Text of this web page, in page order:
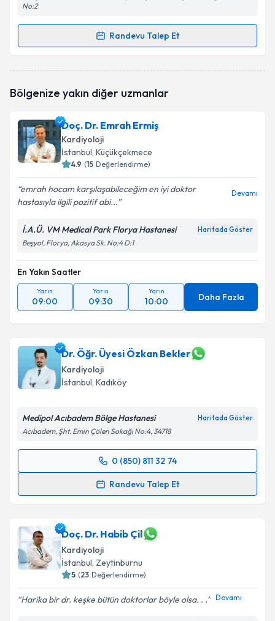
Takvim Talebini Gönder
No:2
Randevu Talep Et
Randevu Takvimi Talebi
talebi oluşturun. Size bu uzmandan randevu almanız
bilgilendireceğiz.
E-posta Adresiniz
Kişisel verilerimin işlenmesine ilişkin
kapsamda işlenmesini kabul ediyorum.
Bölgenize yakın diğer uzmanlar
Doç. Dr. Emrah Ermiş
Kardiyoloji
İstanbul, Küçükçekmece
4.9 (15 Değerlendirme)
emrah hocam karşılaşabileceğim en iyi doktor
hastasıyla ilgili pozitif abi...
Devamı
İ.A.Ü. VM Medical Park Florya Hastanesi Haritada Göster
Beşyol, Florya, Akasya Sk. No:4 D:1
En Yakın Saatler
Yarın
09:00
Yarın
09:30
Yarın
10:00 Daha Fazla
Dr. Öğr. Üyesi Özkan Bekler
Kardiyoloji
İstanbul, Kadıköy
Medipol Acıbadem Bölge Hastanesi Haritada Göster
Acıbadem, Şht. Emin Çölen Sokağı No:4, 34718
0 (850) 811 32 74
Randevu Talep Et
Randevu Takvimi Talebi
için bir takvim hazırlandığında e-posta ile
bilgilendireceğiz.
E-posta Adresiniz
Doç. Dr. Habib Çil
Kardiyoloji
İstanbul, Zeytinburnu
5 (23 Değerlendirme)
Harika bir dr. keşke bütün doktorlar böyle olsa. . . Devamı